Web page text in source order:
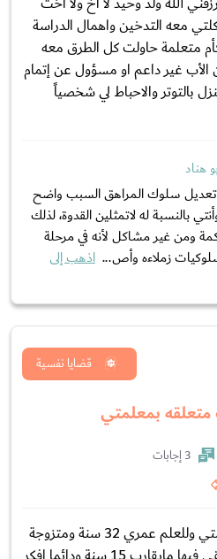
الان مشكلتي معه التدخين واهمال الدراسة
متعلمة حاولت كل الطرق معه
الأب غير داعم او مسؤول عن إتمام
بالتوتر والاحباط لي شخصياً
هناد
تعديل سلوك المراهق السبب واضح
بالنسبة له لاتمثلين القدوة، لذلك
ومن غير مشاكل لأنه في مرحلة
زملاءه وأص... اذهب إلى
قضايا نفسية
3 إجابات
مشكلتي متعلقة كتيير بمعلمتي وللعلم عمري 32 سنة ومتزوجة